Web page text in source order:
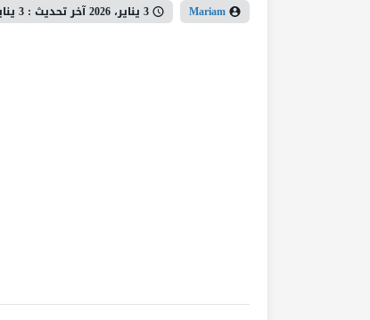
Mariam 3 يناير، 2026 آخر تحديث : 3 يناير، 2026